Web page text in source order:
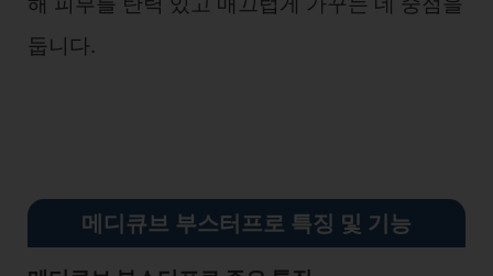
둡니다.
메디큐브 부스터프로 특징 및 기능